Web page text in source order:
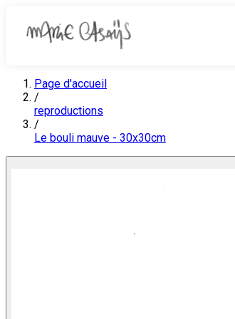
Page d'accueil
/
reproductions
/
Le bouli mauve - 30x30cm